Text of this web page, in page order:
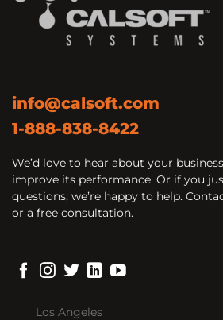
info@calsoft.com
1-888-838-8422
We’d love to hear about your
improve its performance. Or if you
questions, we’re happy to help.
or a free consultation.
Los Angeles